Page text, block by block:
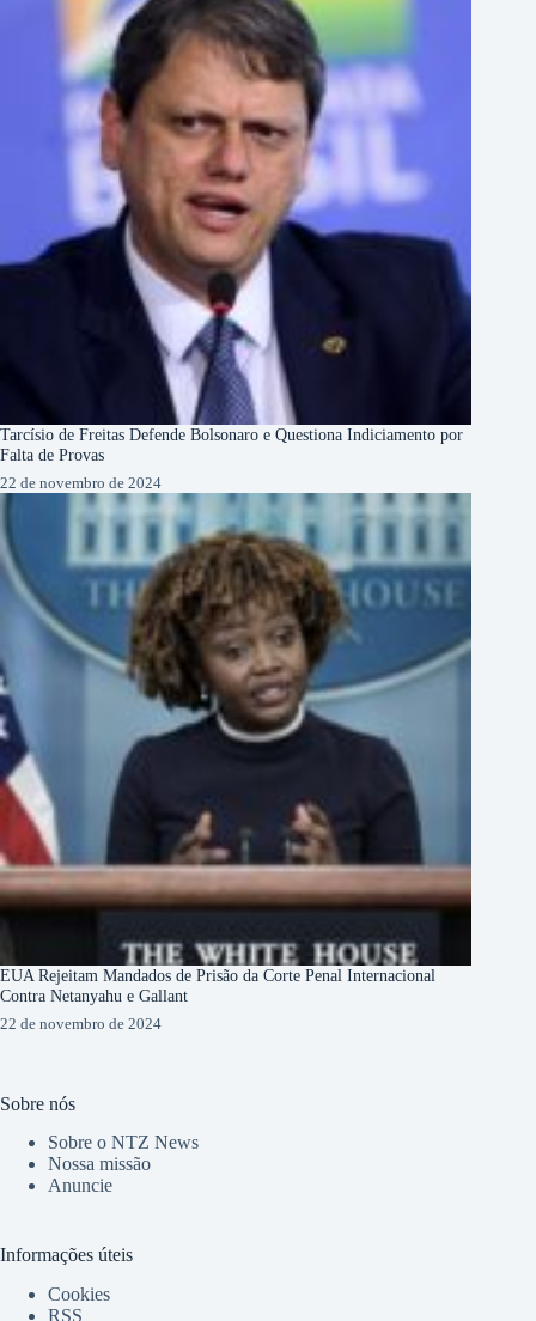
Tarcísio de Freitas Defende Bolsonaro e Questiona Indiciamento por
Falta de Provas
22 de novembro de 2024
EUA Rejeitam Mandados de Prisão da Corte Penal Internacional
Contra Netanyahu e Gallant
22 de novembro de 2024
Sobre nós
Sobre o NTZ News
Nossa missão
Anuncie
Informações úteis
Cookies
RSS